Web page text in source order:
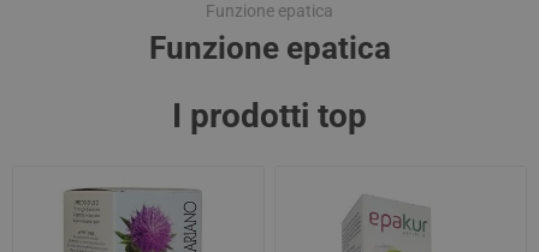
Funzione epatica
Funzione epatica
I prodotti top